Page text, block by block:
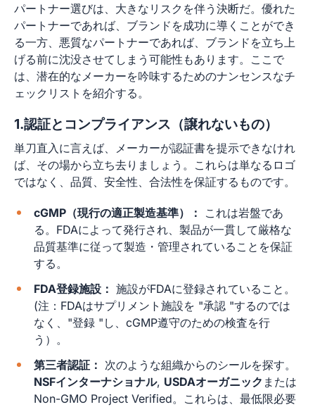
パートナー選びは、大きなリスクを伴う決断だ。優れた
パートナーであれば、ブランドを成功に導くことができ
る一方、悪質なパートナーであれば、ブランドを立ち上
げる前に沈没させてしまう可能性もあります。ここで
は、潜在的なメーカーを吟味するためのナンセンスなチ
ェックリストを紹介する。
1.認証とコンプライアンス（譲れないもの）
単刀直入に言えば、メーカーが認証書を提示できなけれ
ば、その場から立ち去りましょう。これらは単なるロゴ
ではなく、品質、安全性、合法性を保証するものです。
cGMP（現行の適正製造基準）：
これは岩盤であ
る。FDAによって発行され、製品が一貫して厳格な
品質基準に従って製造・管理されていることを保証
する。
FDA登録施設： 施設がFDAに登録されていること。
(注：FDAはサプリメント施設を "承認 "するのでは
なく、"登録 "し、cGMP遵守のための検査を行
う）。
第三者認証： 次のような組織からのシールを探す。
NSFインターナショナル, USDAオーガニック または
Non-GMO Project Verified。これらは、最低限必要